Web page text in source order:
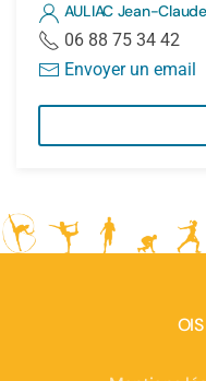
AULIAC Jean-Claude
06 88 75 34 42
Envoyer un email